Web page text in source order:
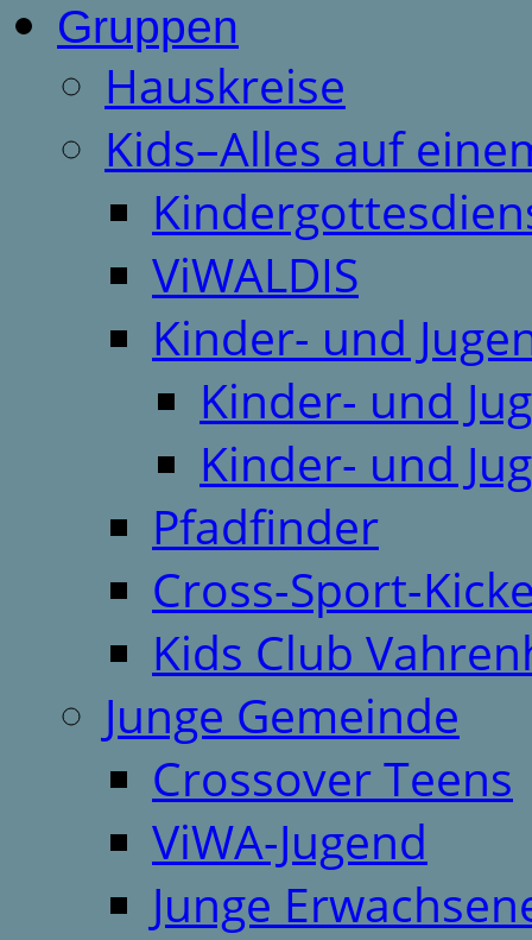
Gruppen
Hauskreise
Kids–Alles auf
ViWALDIS
Kinder- und
Kinder- und
Kinder- und
Pfadfinder
Cross-Sport-
Kids Club
Junge Gemeinde
Crossover Teens
ViWA-Jugend
Junge